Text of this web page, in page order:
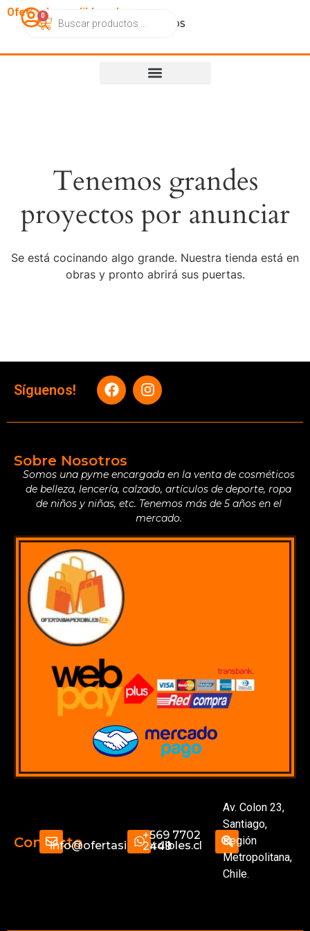
OfertasImperdibles.cl
CatálogoContactoNosotros
0
Tenemos grandes
proyectos por anunciar
Se está cocinando algo grande. Nuestra tienda está en
obras y pronto abrirá sus puertas.
Síguenos!
Sobre Nosotros
Somos una pyme encargada en la venta de cosméticos
de belleza, lencería, calzado, artículos de deporte, ropa
de niños y niñas, etc. Tenemos más de 5 años en el
mercado.
Contactoinfo@ofertasimperdibles.cl
+569 7702
2449
Av. Colon 23,
Santiago,
Región
Metropolitana,
Chile.